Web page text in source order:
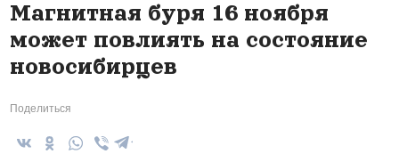
Магнитная буря 16 ноября
может повлиять на состояние
новосибирцев
Поделиться